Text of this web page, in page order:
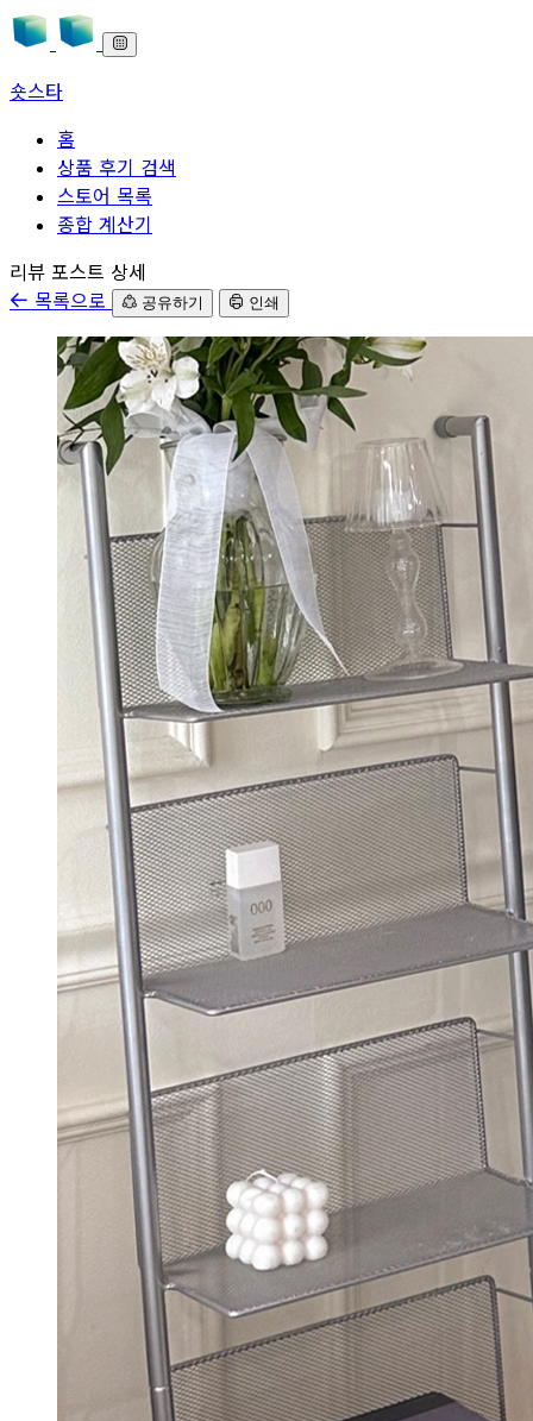
숏스타
홈
상품 후기 검색
스토어 목록
종합 계산기
본문으로 바로가기
리뷰 포스트 상세
목록으로
공유하기 인쇄